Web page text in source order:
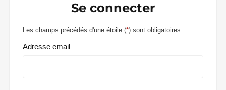
Se connecter
Les champs précédés d'une étoile (*) sont obligatoires.
Adresse email